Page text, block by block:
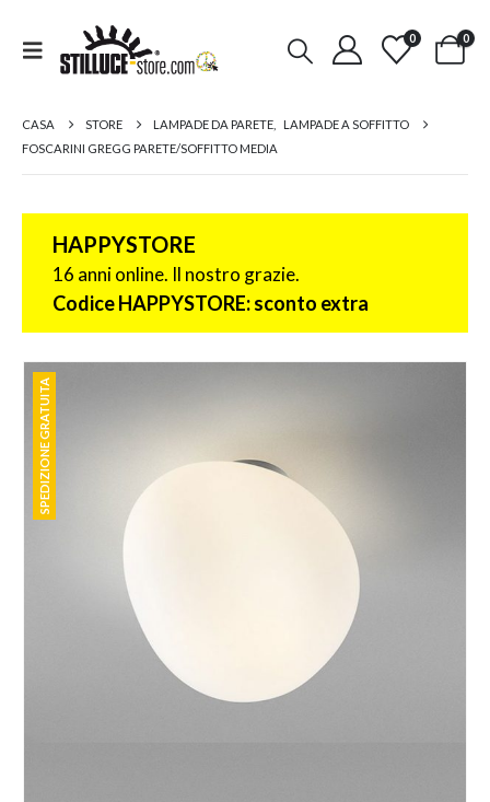
0 0
CASA STORE LAMPADE DA PARETE
LAMPADE A SOFFITTO
FOSCARINI GREGG PARETE/SOFFITTO MEDIA
HAPPYSTORE
16 anni online. Il nostro grazie.
Codice HAPPYSTORE: sconto extra
SPEDIZIONE GRATUITA
SPEDIZIONE GRATUITA